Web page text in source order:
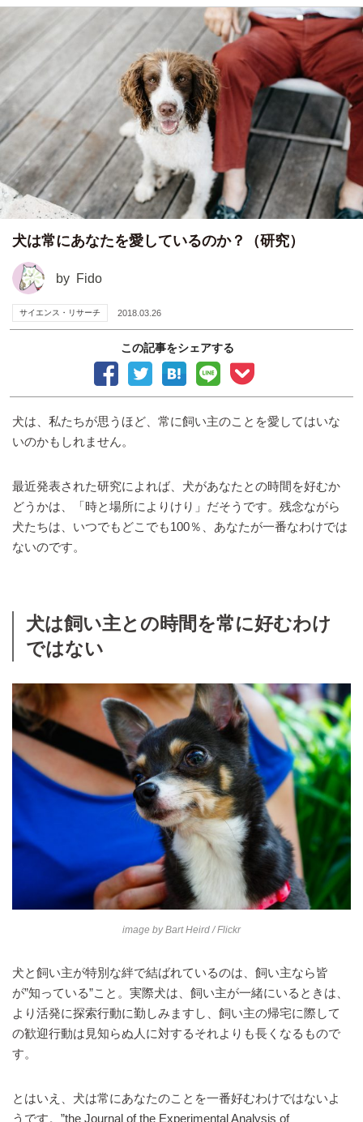
犬は常にあなたを愛しているのか？（研究）
by Fido
サイエンス・リサーチ 2018.03.26
この記事をシェアする
犬は、私たちが思うほど、常に飼い主のことを愛してはいな
いのかもしれません。
最近発表された研究によれば、犬があなたとの時間を好むか
どうかは、「時と場所によりけり」だそうです。残念ながら
犬たちは、いつでもどこでも100％、あなたが一番なわけでは
ないのです。
犬は飼い主との時間を常に好むわけ
ではない
image byBart Heird/ Flickr
犬と飼い主が特別な絆で結ばれているのは、飼い主なら皆
が”知っている”こと。実際犬は、飼い主が一緒にいるときは、
より活発に探索行動に勤しみますし、飼い主の帰宅に際して
の歓迎行動は見知らぬ人に対するそれよりも長くなるもので
す。
とはいえ、犬は常にあなたのことを一番好むわけではないよ
うです。”the Journal of the Experimental Analysis of